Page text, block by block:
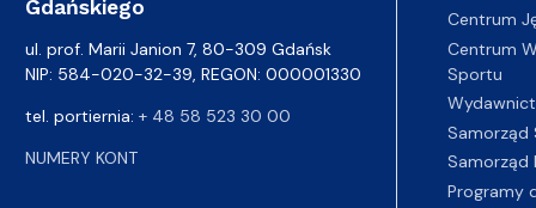
Gdańskiego
ul. prof. Marii Janion 7, 80-309 Gdańsk
NIP: 584-020-32-39, REGON: 000001330
tel. portiernia: + 48 58 523 30 00
NUMERY KONT
Centrum
Centrum
Sportu
Samorząd
Programy